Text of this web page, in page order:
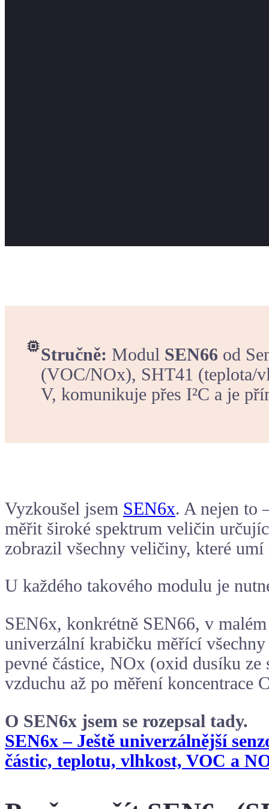
Stručně: Modul SEN66 od
(VOC/NOx), SHT41 (teplota/
V, komunikuje přes I²C a je
Vyzkoušel jsem SEN6x. A nejen to
měřit široké spektrum veličin
zobrazil všechny veličiny, které umí
U každého takového modulu je
SEN6x, konkrétně SEN66, v
univerzální krabičku měřící
pevné částice, NOx (oxid dusíku
vzduchu až po měření koncentrace
O SEN6x jsem se rozepsal tady.
SEN6x – Ještě univerzálnější
částic, teplotu, vlhkost, VOC a